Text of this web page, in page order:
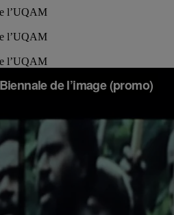
l’UQAM
l’UQAM
l’UQAM
pour étudier les pratiques,
de l’image en 2017,
des programmations
des artistes d’ici — plus de 50%
7 dernières éditions, l’organisme
Paris. Il est l’initiateur de multiples
: la chose, même — the real thing ,